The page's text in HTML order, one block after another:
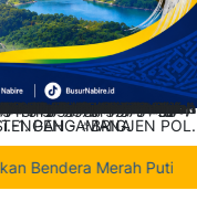
Merah Putih di